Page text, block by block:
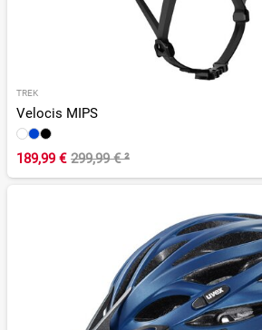
TREK
Velocis MIPS
189,99 € 299,99 €²